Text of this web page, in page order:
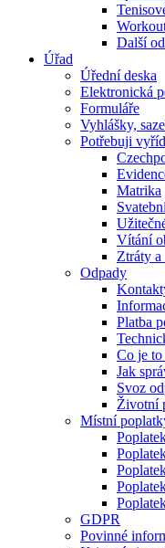
Další
Úřad
Úřední deska
Elektronická
Formuláře
Vyhlášky,
Potřebuji
Matrika
Vítání
Ztráty a
Odpady
Platba
Co je
Jak
Svoz
Životní
Místní
GDPR
Povinné